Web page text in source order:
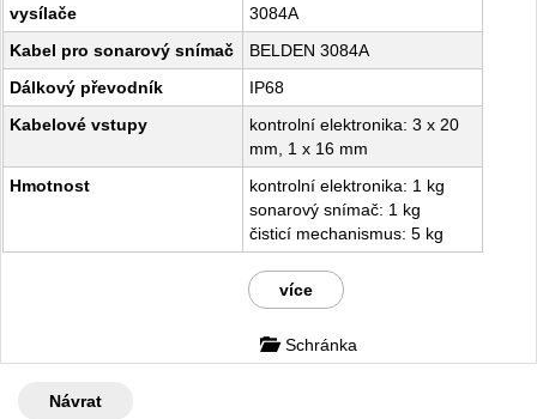
vysílače
3084A
Kabel pro sonarový snímač
BELDEN 3084A
Dálkový převodník
IP68
Kabelové vstupy
kontrolní elektronika: 3 x 20
mm, 1 x 16 mm
Hmotnost
kontrolní elektronika: 1 kg
sonarový snímač: 1 kg
čisticí mechanismus: 5 kg
více
Schránka
Návrat